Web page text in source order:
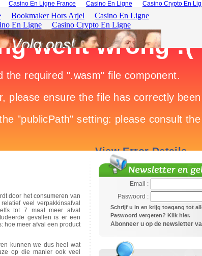
Casino En Ligne France Casino En Ligne Casino Crypto En
door het consumeren van
veel verpakkinsafval
tot 7 maal meer afval
gevallen is er een
hoe meer afval een product
kunnen we dus heel wat
op die manier ook veel
Email :
Paswoord :
Schrijf u in en krijg toegang tot
Paswoord vergeten? Klik hier.
Abonneer u op de newsletter